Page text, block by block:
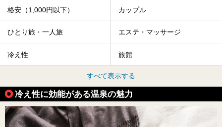
格安（1,000円以下） カップル
ひとり旅・一人旅 エステ・マッサージ
冷え性 旅館
すべて表示する
冷え性に効能がある温泉の魅力